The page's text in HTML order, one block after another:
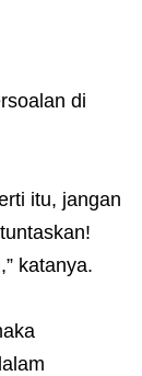
di
itu, jangan
katanya.